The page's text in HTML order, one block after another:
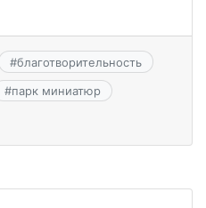
#благотворительность
#парк миниатюр